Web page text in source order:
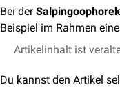
Bei der
Beispiel im Rahmen
Artikelinhalt ist
Du kannst den Artikel